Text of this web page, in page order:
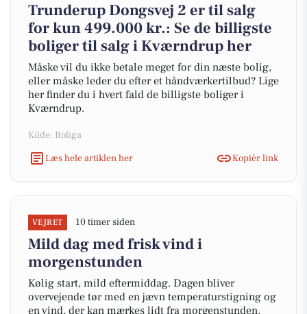
Trunderup Dongsvej 2 er til salg
for kun 499.000 kr.: Se de billigste
boliger til salg i Kværndrup her
Måske vil du ikke betale meget for din næste bolig,
eller måske leder du efter et håndværkertilbud? Lige
her finder du i hvert fald de billigste boliger i
Kværndrup.
Kilde: Boliga
Læs hele artiklen her
Kopiér link
VEJRET 10 timer siden
Mild dag med frisk vind i
morgenstunden
Kølig start, mild eftermiddag. Dagen bliver
overvejende tør med en jævn temperaturstigning og
en vind, der kan mærkes lidt fra morgenstunden.